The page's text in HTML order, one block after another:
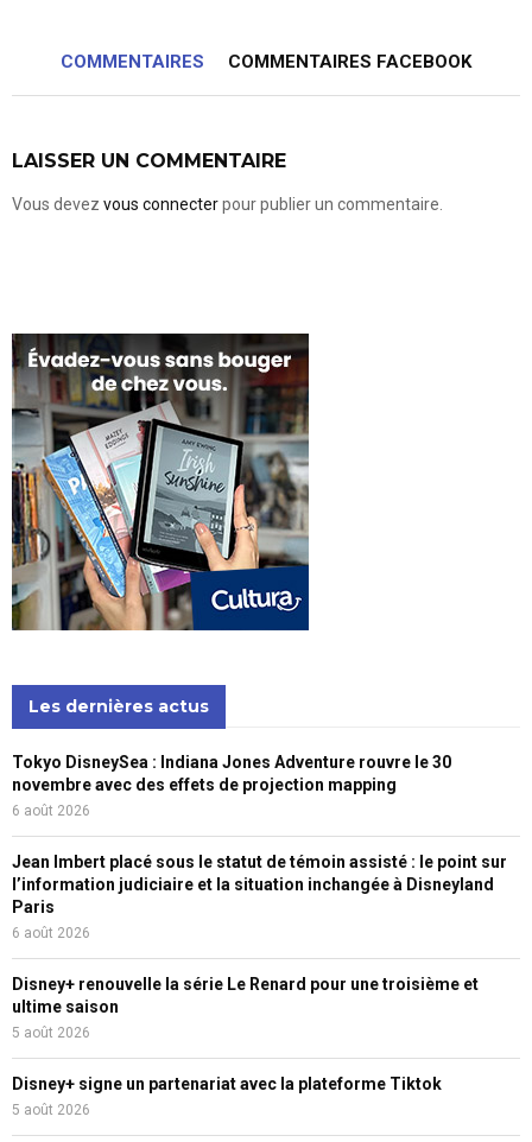
COMMENTAIRES COMMENTAIRES FACEBOOK
LAISSER UN COMMENTAIRE
Vous devez vous connecterpour publier un commentaire.
Les dernières actus
Tokyo DisneySea : Indiana Jones Adventure rouvre le 30
novembre avec des effets de projection mapping
6 août 2026
Jean Imbert placé sous le statut de témoin assisté : le point sur
l’information judiciaire et la situation inchangée à Disneyland
Paris
6 août 2026
Disney+ renouvelle la série Le Renard pour une troisième et
ultime saison
5 août 2026
Disney+ signe un partenariat avec la plateforme Tiktok
5 août 2026